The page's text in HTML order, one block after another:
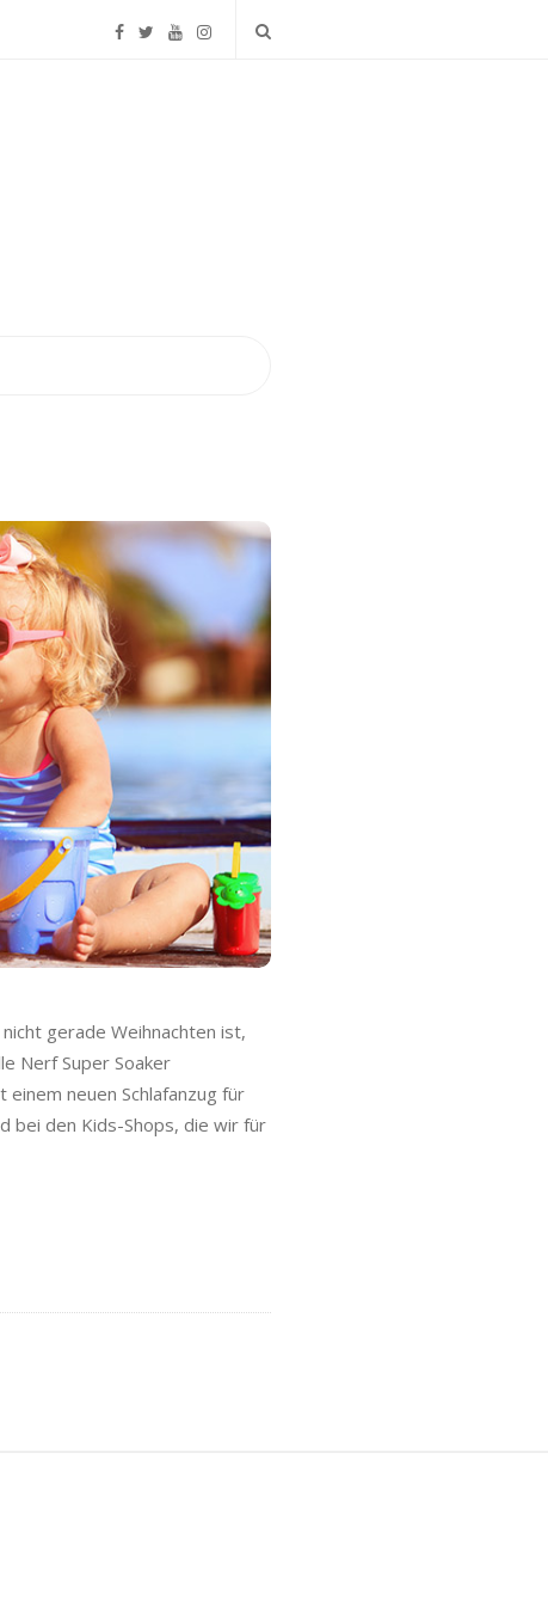
gerade Weihnachten ist,
Nerf Super Soaker
neuen Schlafanzug für
bei den Kids-Shops, die wir für